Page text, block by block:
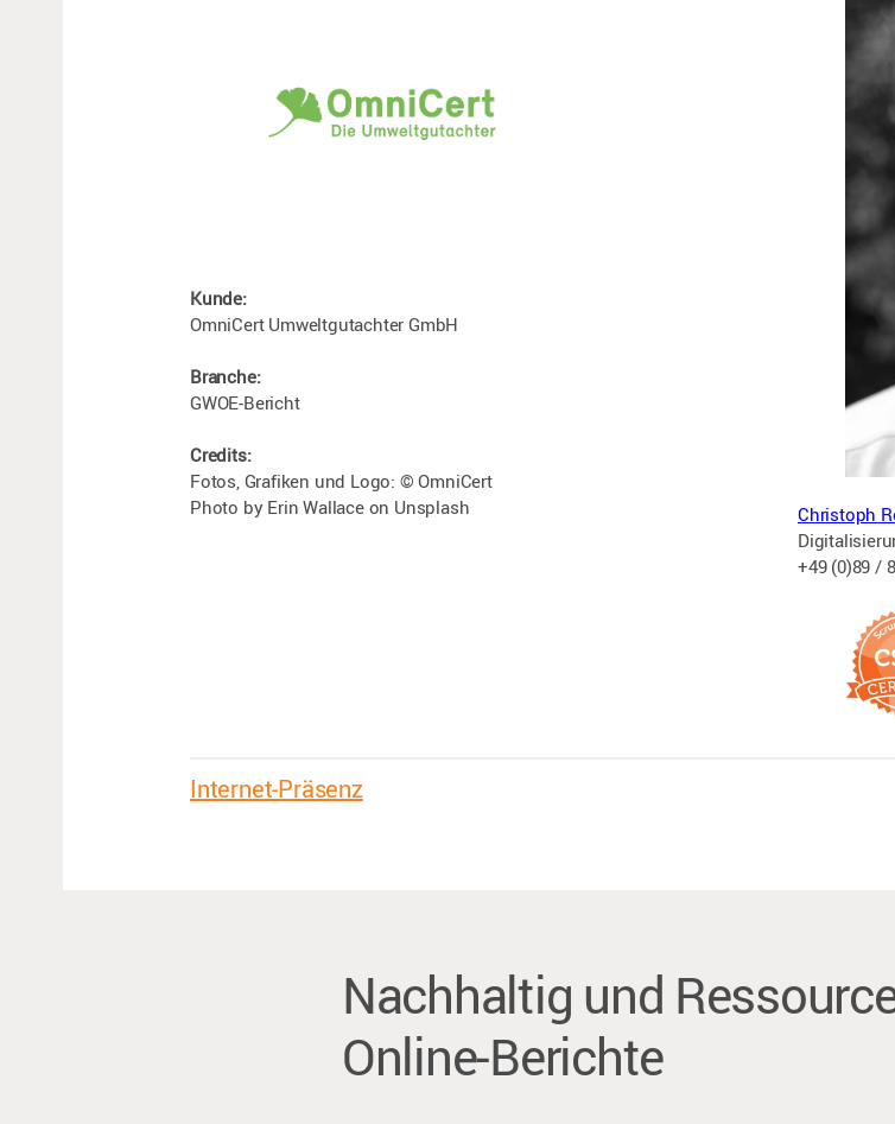
Kunde:
OmniCert Umweltgutachter GmbH
Branche:
GWOE-Bericht
Credits:
Fotos, Grafiken und Logo: © OmniCert
Photo by Erin Wallace on Unsplash
Christoph
+49 (0)89 /
Internet-Präsenz
Nachhaltig und
Online-Berichte